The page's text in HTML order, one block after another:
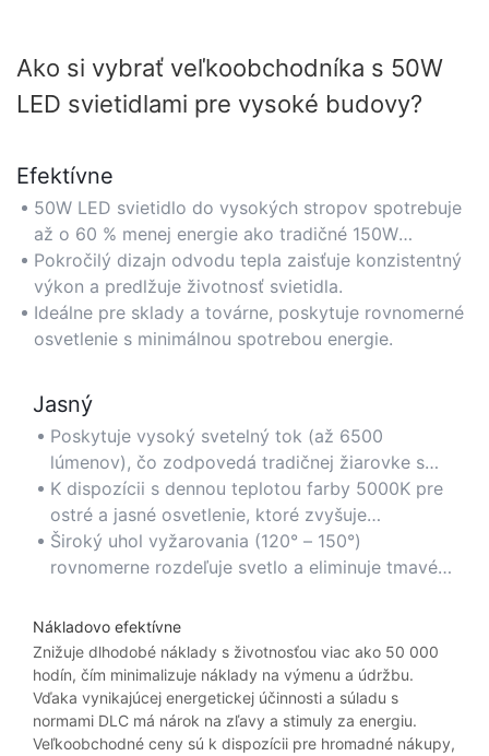
Ako si vybrať veľkoobchodníka s 50W
LED svietidlami pre vysoké budovy?
Efektívne
50W LED svietidlo do vysokých stropov spotrebuje
až o 60 % menej energie ako tradičné 150W
halogenidové žiarovky, čím znižuje náklady na
elektrinu a zároveň zachováva optimálny jas.
Pokročilý dizajn odvodu tepla zaisťuje konzistentný
výkon a predlžuje životnosť svietidla.
Ideálne pre sklady a továrne, poskytuje rovnomerné
osvetlenie s minimálnou spotrebou energie.
Jasný
Poskytuje vysoký svetelný tok (až 6500
lúmenov), čo zodpovedá tradičnej žiarovke s
výkonom 150 W, a zaisťuje tak jasnú viditeľnosť
vo veľkých priestoroch.
K dispozícii s dennou teplotou farby 5000K pre
ostré a jasné osvetlenie, ktoré zvyšuje
produktivitu a bezpečnosť.
Široký uhol vyžarovania (120° – 150°)
rovnomerne rozdeľuje svetlo a eliminuje tmavé
Nákladovo efektívne
Znižuje dlhodobé náklady s životnosťou viac ako 50 000
hodín, čím minimalizuje náklady na výmenu a údržbu.
Vďaka vynikajúcej energetickej účinnosti a súladu s
normami DLC má nárok na zľavy a stimuly za energiu.
Veľkoobchodné ceny sú k dispozícii pre hromadné nákupy,